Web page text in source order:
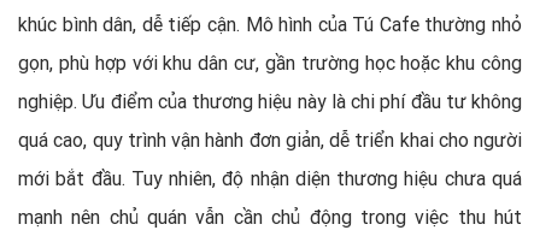
khúc bình dân, dễ tiếp cận. Mô hình của Tú Cafe thường nhỏ
gọn, phù hợp với khu dân cư, gần trường học hoặc khu công
nghiệp. Ưu điểm của thương hiệu này là chi phí đầu tư không
quá cao, quy trình vận hành đơn giản, dễ triển khai cho người
mới bắt đầu. Tuy nhiên, độ nhận diện thương hiệu chưa quá
mạnh nên chủ quán vẫn cần chủ động trong việc thu hút